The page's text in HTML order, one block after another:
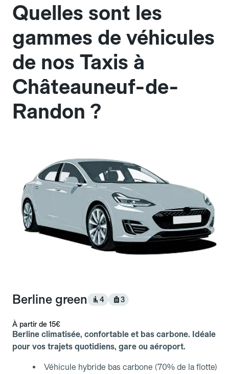
Quelles sont les
gammes de véhicules
de nos Taxis à
Châteauneuf-de-
Randon ?
Berline green 4 3
À partir de 15€
Berline climatisée, confortable et bas carbone. Idéale
pour vos trajets quotidiens, gare ou aéroport.
Véhicule hybride bas carbone (70% de la flotte)